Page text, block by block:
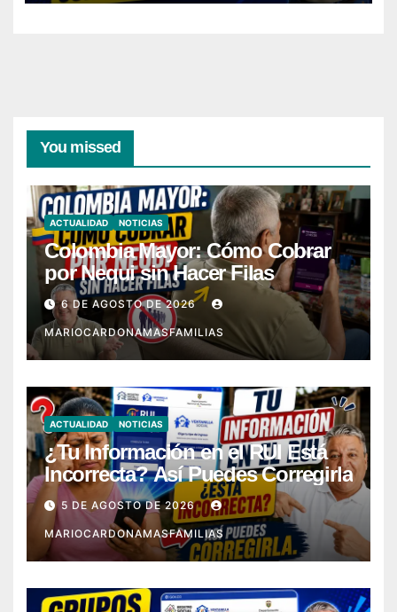
You missed
ACTUALIDAD NOTICIAS
Colombia Mayor: Cómo Cobrar
por Nequi sin Hacer Filas
6 DE AGOSTO DE 2026
MARIOCARDONAMASFAMILIAS
ACTUALIDAD NOTICIAS
¿Tu Información en el RUI Está
Incorrecta? Así Puedes Corregirla
5 DE AGOSTO DE 2026
MARIOCARDONAMASFAMILIAS